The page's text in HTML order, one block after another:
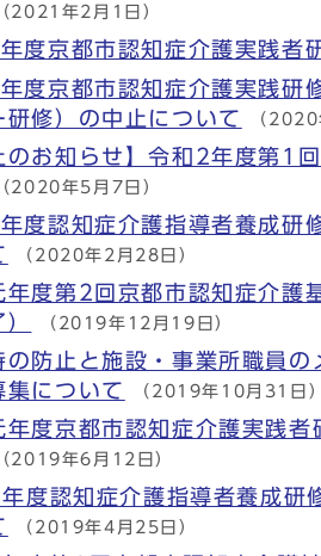
（2021年2月1日）
度京都市認知症介護実践者
度京都市認知症介護実践研
研修）の中止について （2020
のお知らせ】令和2年度第1
（2020年5月7日）
度認知症介護指導者養成研
（2020年2月28日）
年度第2回京都市認知症介護
（2019年12月19日）
の防止と施設・事業所職員
集について （2019年10月31日）
年度京都市認知症介護実践
（2019年6月12日）
度認知症介護指導者養成研
（2019年4月25日）